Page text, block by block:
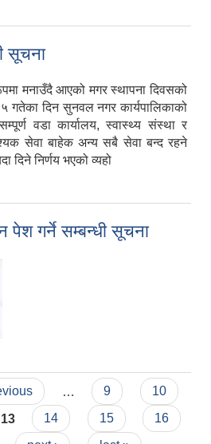
सूचना
मनाउँदै आएको मगर स्थापना दिवसको
गतेका दिन सुनवल नगर कार्यपालिकाको
वडा कार्यालय, स्वास्थ्य संस्था र
सेवा बाहेक अन्य सबै सेवा बन्द रहने
दिने निर्णय भएको व्यहो
पेश गर्ने सम्बन्धी सूचना
9
10
13 14 15
16